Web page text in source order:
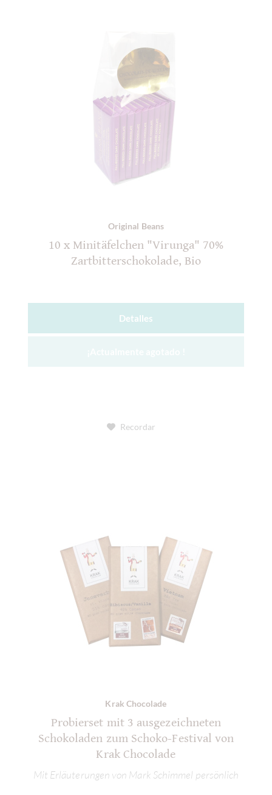
Original Beans
10 x Minitäfelchen "Virunga" 70%
Zartbitterschokolade, Bio
Detalles
Recordar
Krak Chocolade
Probierset mit 3 ausgezeichneten
Schokoladen zum Schoko-Festival von
Krak Chocolade
Mit Erläuterungen von Mark Schimmel persönlich